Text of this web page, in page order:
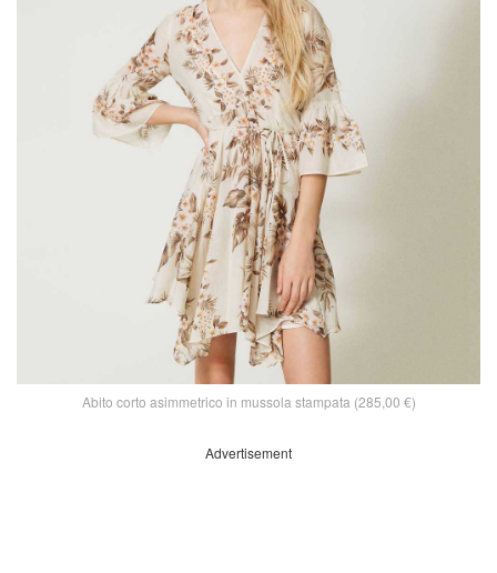
Abito corto asimmetrico in mussola stampata (285,00 €)
Advertisement